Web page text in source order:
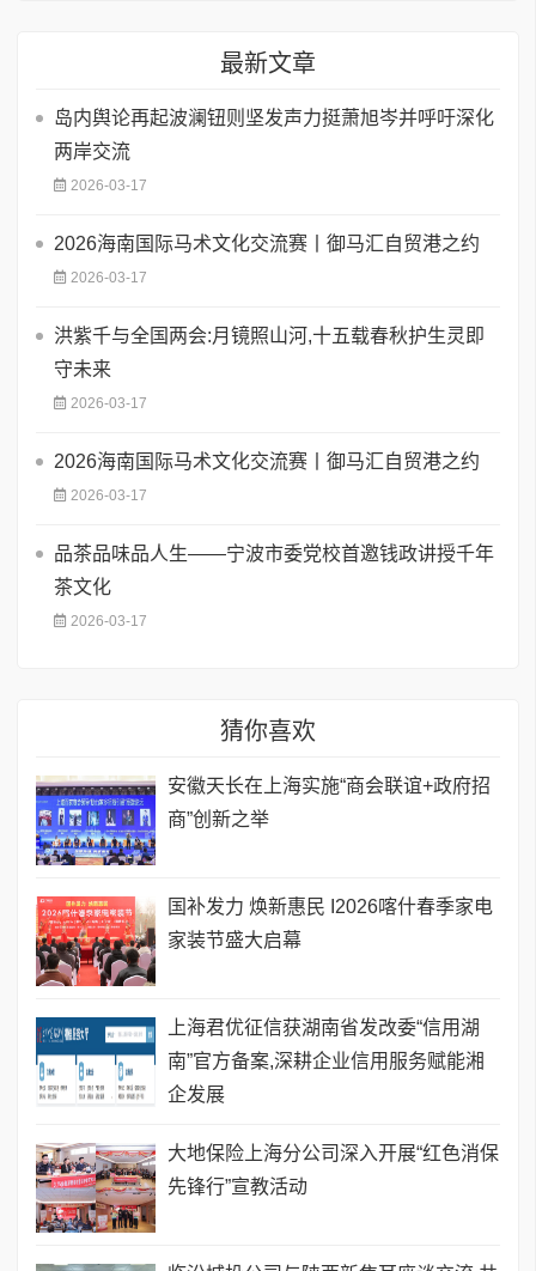
最新文章
岛内舆论再起波澜钮则坚发声力挺萧旭岑并呼吁深化
两岸交流
2026-03-17
2026海南国际马术文化交流赛丨御马汇自贸港之约
2026-03-17
洪紫千与全国两会:月镜照山河,十五载春秋护生灵即
守未来
2026-03-17
2026海南国际马术文化交流赛丨御马汇自贸港之约
2026-03-17
品茶品味品人生——宁波市委党校首邀钱政讲授千年
茶文化
2026-03-17
猜你喜欢
安徽天长在上海实施“商会联谊+政府招
商”创新之举
国补发力 焕新惠民 I2026喀什春季家电
家装节盛大启幕
上海君优征信获湖南省发改委“信用湖
南”官方备案,深耕企业信用服务赋能湘
企发展
大地保险上海分公司深入开展“红色消保
先锋行”宣教活动